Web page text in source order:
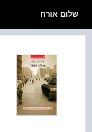
שלום אורח